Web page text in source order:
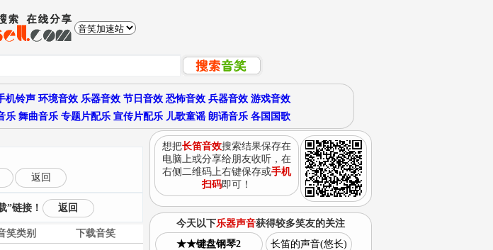
机铃声 环境音效 乐器音效 节日音效 恐怖音效 兵器音效 游戏音效
乐 舞曲音乐 专题片配乐 宣传片配乐 儿歌童谣 朗诵音乐 各国国歌
返回
”链接！ 返回
笑类别 下载音笑
想把长笛音效搜索结果保存在
电脑上或分享给朋友收听，在
右侧二维码上右键保存或手机
扫码即可！
今天以下乐器声音获得较多笑友的关注
★★键盘钢琴2
长笛的声音(悠长)